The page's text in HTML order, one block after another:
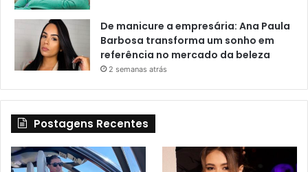
De manicure a empresária: Ana Paula
Barbosa transforma um sonho em
referência no mercado da beleza
2 semanas atrás
Postagens Recentes